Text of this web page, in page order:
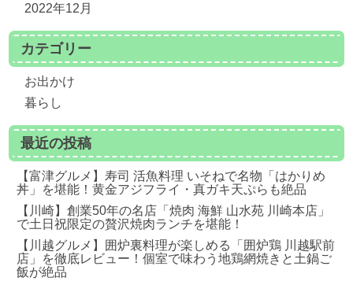
2022年12月
カテゴリー
お出かけ
暮らし
最近の投稿
【富津グルメ】寿司 活魚料理 いそねで名物「はかりめ
丼」を堪能！黄金アジフライ・真ガキ天ぷらも絶品
【川崎】創業50年の名店「焼肉 海鮮 山水苑 川崎本店」
で土日祝限定の贅沢焼肉ランチを堪能！
【川越グルメ】囲炉裏料理が楽しめる「囲炉鶏 川越駅前
店」を徹底レビュー！個室で味わう地鶏網焼きと土鍋ご
飯が絶品